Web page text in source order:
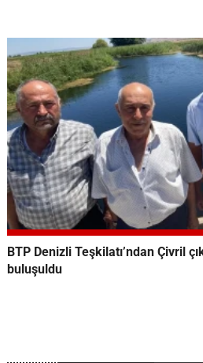
BTP Denizli Teşkilatı’ndan Çivril
buluşuldu